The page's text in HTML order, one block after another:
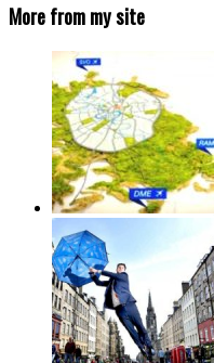
More from my site